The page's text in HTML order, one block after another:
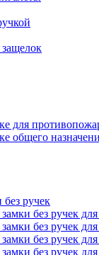
для
общего
ручек
без ручек
без ручек
без ручек
без ручек